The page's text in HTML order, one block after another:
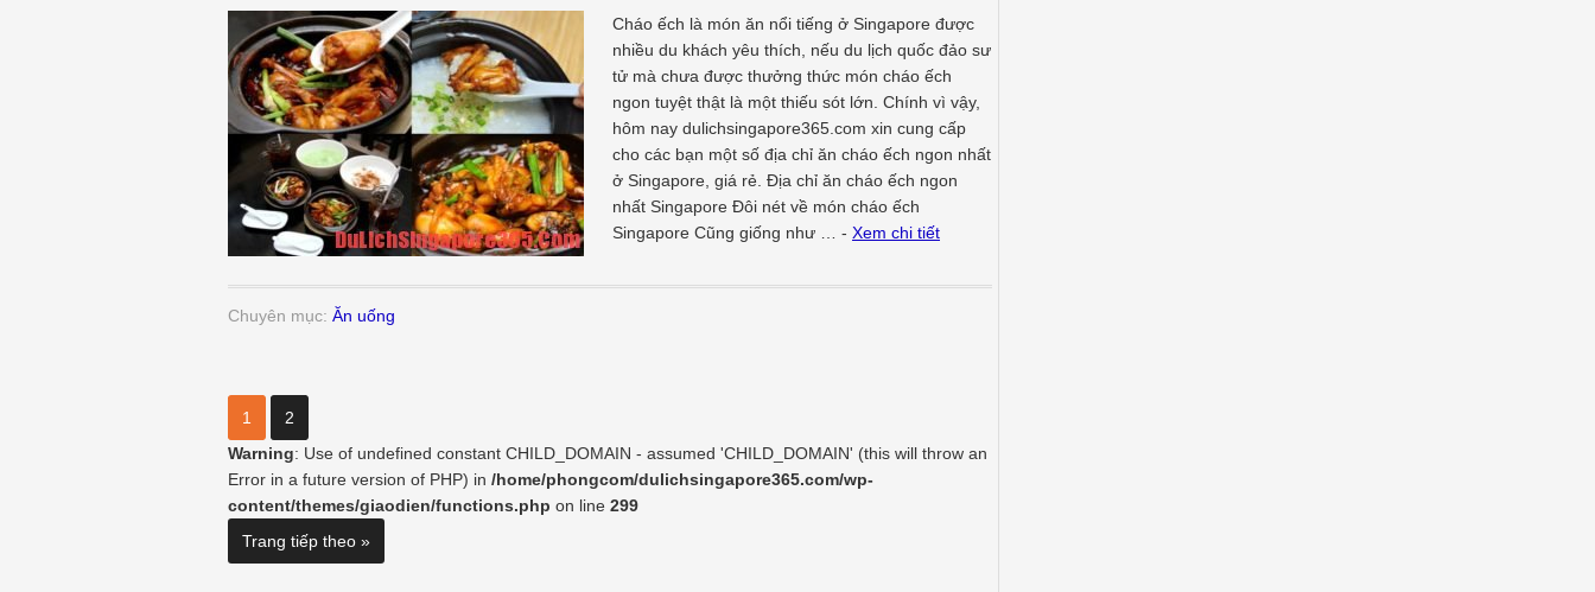
Cháo ếch là món ăn nổi tiếng ở Singapore được
nhiều du khách yêu thích, nếu du lịch quốc đảo sư
tử mà chưa được thưởng thức món cháo ếch
ngon tuyệt thật là một thiếu sót lớn. Chính vì vậy,
hôm nay dulichsingapore365.com xin cung cấp
cho các bạn một số địa chỉ ăn cháo ếch ngon nhất
ở Singapore, giá rẻ. Địa chỉ ăn cháo ếch ngon
nhất Singapore Đôi nét về món cháo ếch
Singapore Cũng giống như … - Xem chi tiết
Chuyên mục: Ăn uống
1
2
Warning: Use of undefined constant CHILD_DOMAIN - assumed 'CHILD_DOMAIN' (this will throw an
Error in a future version of PHP) in /home/phongcom/dulichsingapore365.com/wp-
content/themes/giaodien/functions.php on line 299
Trang tiếp theo »